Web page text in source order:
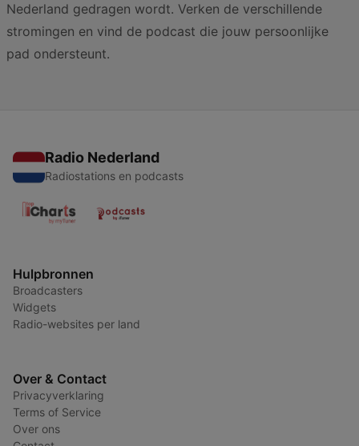
Nederland gedragen wordt. Verken de verschillende
stromingen en vind de podcast die jouw persoonlijke
pad ondersteunt.
Radio Nederland
Radiostations en podcasts
Hulpbronnen
Broadcasters
Widgets
Radio-websites per land
Over & Contact
Privacyverklaring
Terms of Service
Over ons